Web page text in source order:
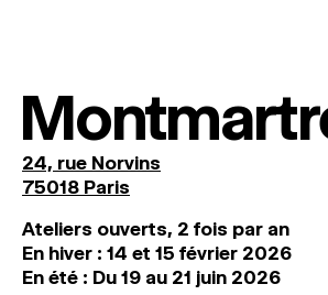
24, rue Norvins
75018 Paris
Ateliers ouverts, 2 fois par an
En hiver : 14 et 15 février 2026
En été : Du 19 au 21 juin 2026